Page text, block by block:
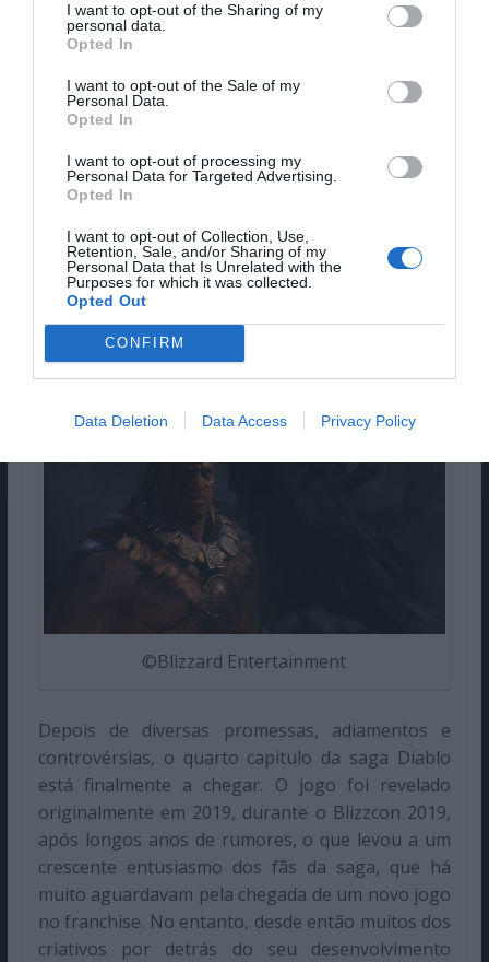
I want to opt-out of the Sharing of my
personal data.
Opted In
I want to opt-out of the Sale of my
Personal Data.
Opted In
I want to opt-out of processing my
Personal Data for Targeted Advertising.
Opted In
I want to opt-out of Collection, Use,
Retention, Sale, and/or Sharing of my
Personal Data that Is Unrelated with the
Purposes for which it was collected.
Opted Out
CONFIRM
Data Deletion Data Access Privacy Policy
Pub
DIABLO IV
©Blizzard Entertainment
Depois de diversas promessas, adiamentos e
controvérsias, o quarto capitulo da saga Diablo
está finalmente a chegar. O jogo foi revelado
originalmente em 2019, durante o Blizzcon 2019,
após longos anos de rumores, o que levou a um
crescente entusiasmo dos fãs da saga, que há
muito aguardavam pela chegada de um novo jogo
no franchise. No entanto, desde então muitos dos
criativos por detrás do seu desenvolvimento